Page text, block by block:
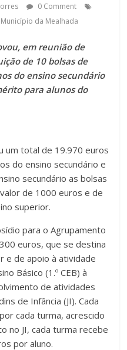
0 Comment
Município da Mealhada
em reunião de
de 10 bolsas de
do ensino secundário
para alunos do
um total de 19.970 euros
do ensino secundário e
secundário as bolsas
de 1000 euros e de
superior.
para o Agrupamento
euros, que se destina
e de apoio à atividade
Básico (1.º CEB) à
de atividades
de Infância (JI). Cada
cada turma, acrescido
no JI, cada turma recebe
por aluno.